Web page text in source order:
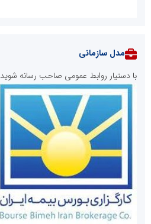
روابط عمومی خبرگزاری گزارش خبر
مدل سازمانی
با دستیار روابط عمومی صاحب رسانه شوید